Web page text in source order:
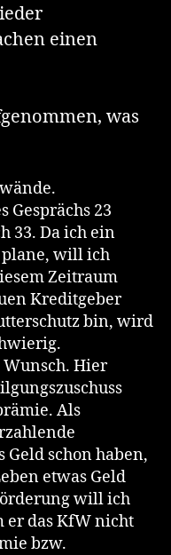
einen
was
Gesprächs 23
33. Da ich ein
will ich
Zeitraum
Kreditgeber
bin, wird
Hier
Als
schon haben,
etwas Geld
will ich
das KfW nicht
bzw.